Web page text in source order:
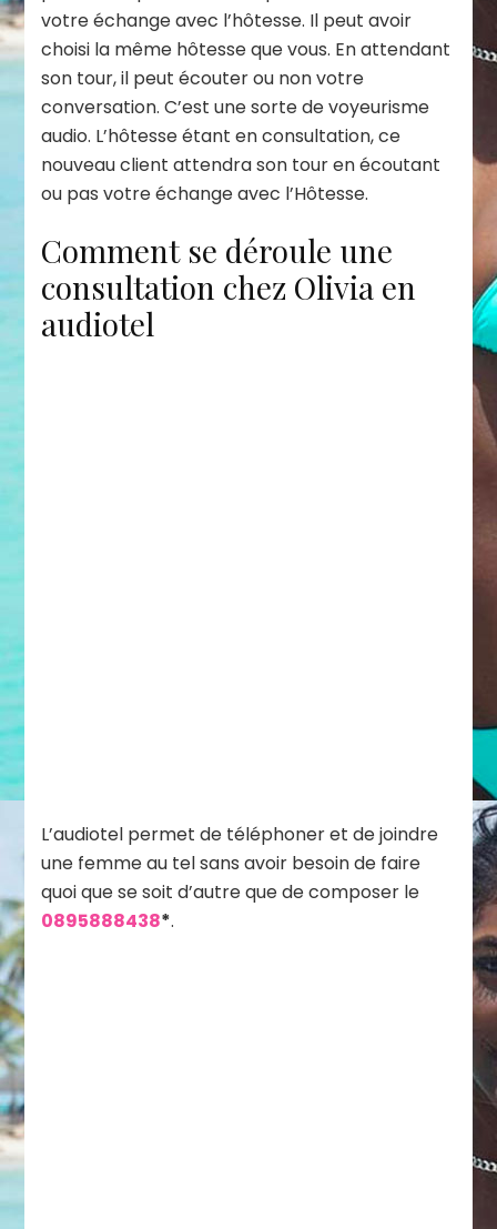
votre échange avec l’hôtesse. Il peut avoir
choisi la même hôtesse que vous. En attendant
son tour, il peut écouter ou non votre
conversation. C’est une sorte de voyeurisme
audio. L’hôtesse étant en consultation, ce
nouveau client attendra son tour en écoutant
ou pas votre échange avec l’Hôtesse.
Comment se déroule une
consultation chez Olivia en
audiotel
L’audiotel permet de téléphoner et de joindre
une femme au tel sans avoir besoin de faire
quoi que se soit d’autre que de composer le
0895888438*.